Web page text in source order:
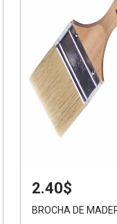
2.40$
BROCHA DE